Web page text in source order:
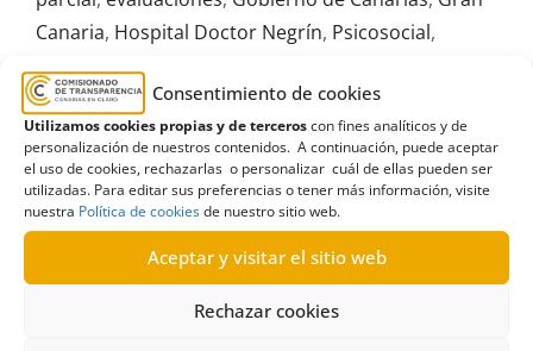
Consentimiento de cookies
Utilizamos cookies propias y de terceroscon fines analíticos y de
personalización de nuestros contenidos. A continuación, puede aceptar
el uso de cookies, rechazarlas o personalizar cuál de ellas pueden ser
utilizadas. Para editar sus preferencias o tener más información, visite
nuestra Política de cookiesde nuestro sitio web.
Aceptar y visitar el sitio web
Rechazar cookies
Canaria, Hospital Doctor Negrín, Psicosocial,
Secretaría General Técnica
R88/2022
Solicitud de información a la Consejería de Obras